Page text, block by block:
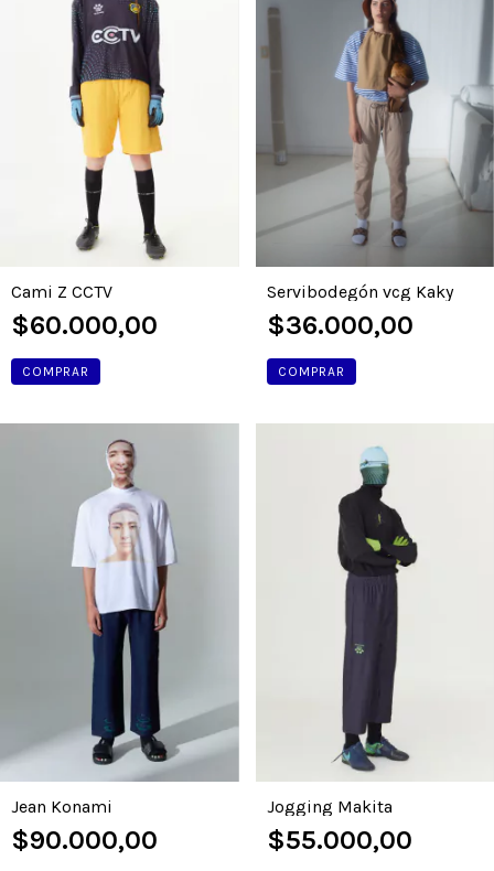
Cami Z CCTV
$60.000,00
COMPRAR
Servibodegón vcg Kaky
$36.000,00
COMPRAR
Jean Konami
$90.000,00
Jogging Makita
$55.000,00